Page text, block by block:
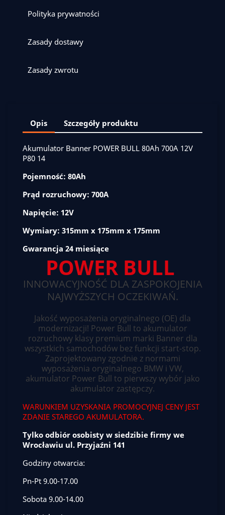
Polityka prywatności
Zasady dostawy
Zasady zwrotu
Opis Szczegóły produktu
Akumulator Banner POWER BULL 80Ah 700A 12V
P80 14
Pojemność: 80Ah
Prąd rozruchowy: 700A
Napięcie: 12V
Wymiary: 315mm x 175mm x 175mm
Gwarancja 24 miesiące
POWER BULL
INNOWACYJNOŚĆ DLA ZASPOKOJENIA
NAJWYŻSZYCH OCZEKIWAŃ.
Jakość wyposażenia oryginalnego (OE) dla
modernizacji! Power Bull to akumulator
rozruchowy klasy premium marki Banner dla
wszystkich samochodów bez funkcji start-stop.
Zaprojektowany zgodnie z normami
wyposażenia oryginalnego BMW i VW,
akumulator Power Bull to pierwszy wybór jako
akumulator zastępczy.
WARUNKIEM UZYSKANIA PROMOCYJNEJ CENY JEST
ZDANIE STAREGO AKUMULATORA.
Tylko odbiór osobisty w siedzibie firmy we
Wrocławiu ul. Przyjaźni 141
Godziny otwarcia:
Pn-Pt 9.00-17.00
Sobota 9.00-14.00